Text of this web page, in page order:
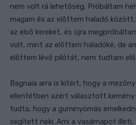
nem volt rá lehetőség. Próbáltam
magam és az előttem haladó
az első kereket, és újra
volt, mint az előttem haladóké, de
előttem lévő pilótát, nem tudtam
Bagnaia arra is kitért, hogy a
ellentétben azért választott
tudta, hogy a guminyomás
segített neki. Ami a vasárnapot